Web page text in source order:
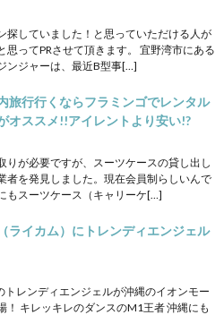
探していました！と思っていただける人が
思ってPRさせて頂きます。 宜野湾市にある
ンジャーは、最近B型事[…]
旅行行くならフラミンゴでレンタル
オススメ!!アイレントより安い!?
りが必要ですが、スーツケースの貸し出し
者を発見しました。現在会員制らしいんで
もスーツケース（キャリーケ[…]
ライカム）にトレンディエンジェル
レンディエンジェルが沖縄のイオンモー
！ キレッキレのダンスのM1王者 沖縄にも